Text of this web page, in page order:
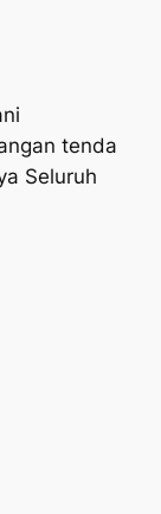
tenda
Seluruh